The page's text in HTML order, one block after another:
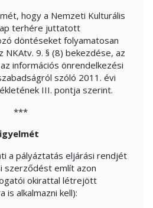
hogy a Nemzeti Kulturális
terhére juttatott
döntéseket folyamatosan
NKAtv. 9. § (8) bekezdése, az
információs önrendelkezési
szóló 2011. évi
III. pontja szerint.
***
a pályáztatás eljárási rendjét
szerződést említ azon
okirattal létrejött
is alkalmazni kell):